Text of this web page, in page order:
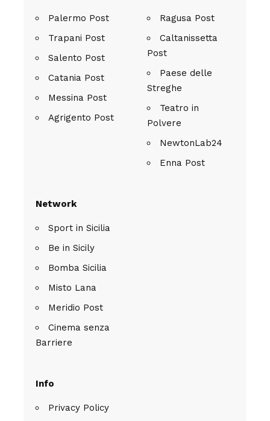
Palermo Post
Trapani Post
Salento Post
Catania Post
Messina Post
Agrigento Post
Ragusa Post
Caltanissetta
Post
Paese delle
Streghe
Teatro in
Polvere
NewtonLab24
Enna Post
Network
Sport in Sicilia
Be in Sicily
Bomba Sicilia
Misto Lana
Meridio Post
Cinema senza
Barriere
Info
Privacy Policy